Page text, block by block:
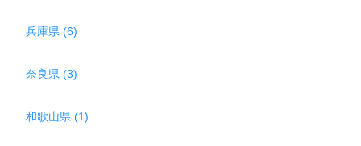
兵庫県 (6)
奈良県 (3)
和歌山県 (1)